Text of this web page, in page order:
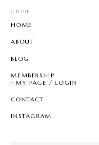
GUIDE
HOME
ABOUT
BLOG
MEMBERSHIP
MY PAGE / LOGIN
CONTACT
INSTAGRAM